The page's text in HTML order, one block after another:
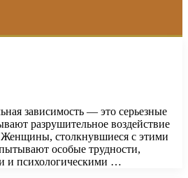
зависимость — это серьезные
разрушительное воздействие
столкнувшиеся с этими
особые трудности,
и психологическими …